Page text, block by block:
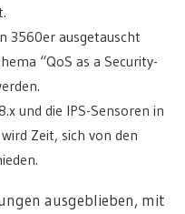
3560er ausgetauscht
“QoS as a Security-
und die IPS-Sensoren in
Zeit, sich von den
ausgeblieben, mit